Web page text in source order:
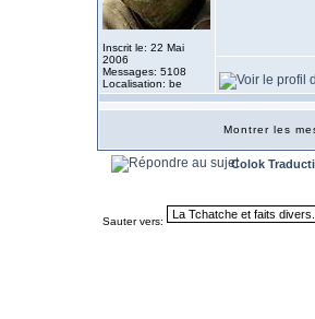
Inscrit le: 22 Mai
2006
Messages: 5108
Localisation: be
Montrer les
Colok
Sauter vers: